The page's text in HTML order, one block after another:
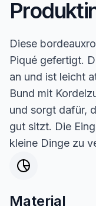
Diese
Piqué gefertigt.
an und ist leicht
Bund mit
und sorgt dafür,
gut sitzt. Die
kleine Dinge zu
Material